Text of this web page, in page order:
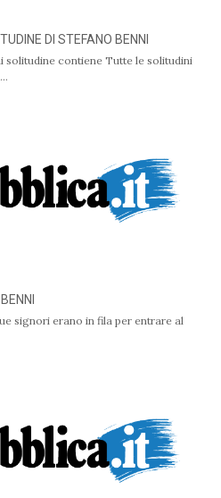
DI STEFANO BENNI
solitudine contiene Tutte le solitudini
signori erano in fila per entrare al